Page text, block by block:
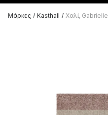
Μάρκες / Kasthall / Χαλί, Gabrielle